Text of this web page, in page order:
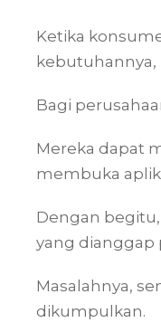
Ketika
kebutuhannya,
Bagi
Mereka dapat
membuka
Dengan
yang dianggap
Masalahnya,
dikumpulkan.